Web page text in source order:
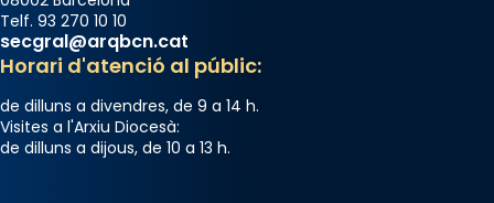
Telf. 93 270 10 10
secgral@arqbcn.cat
Horari d'atenció al públic:
de dilluns a divendres, de 9 a 14 h.
Visites a l'Arxiu Diocesà:
de dilluns a dijous, de 10 a 13 h.